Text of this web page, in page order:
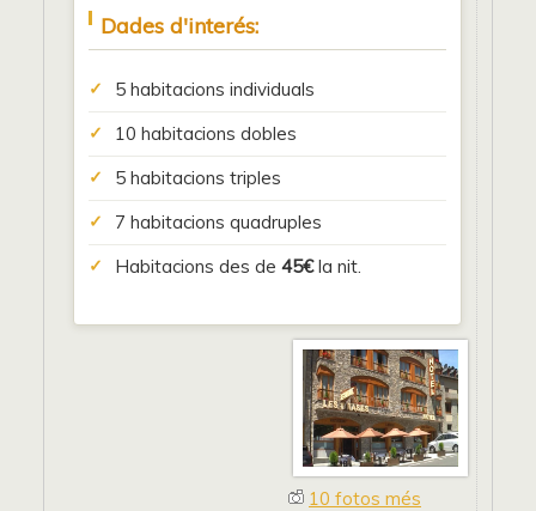
Dades d'interés:
5 habitacions individuals
10 habitacions dobles
5 habitacions triples
7 habitacions quadruples
Habitacions des de 45€la nit.
10 fotos més